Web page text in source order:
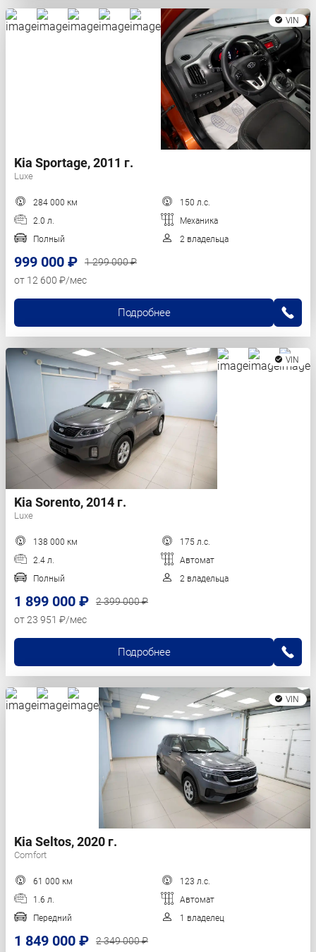
VIN
Kia Sportage, 2011 г.
Luxe
284 000 км
150 л.с.
2.0 л.
Механика
Полный
2 владельца
999 000 ₽
1 299 000 ₽
от 12 600 ₽/мес
Подробнее
VIN
Kia Sorento, 2014 г.
Luxe
138 000 км
175 л.с.
2.4 л.
Автомат
Полный
2 владельца
1 899 000 ₽
2 399 000 ₽
от 23 951 ₽/мес
Подробнее
VIN
Kia Seltos, 2020 г.
Comfort
61 000 км
123 л.с.
1.6 л.
Автомат
Передний
1 владелец
1 849 000 ₽
2 349 000 ₽